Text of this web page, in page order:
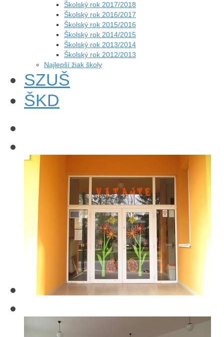
Školský rok 2017/2018
Školský rok 2016/2017
Školský rok 2015/2016
Školský rok 2014/2015
Školský rok 2013/2014
Školský rok 2012/2013
Najlepší žiak školy
SZUŠ
ŠKD